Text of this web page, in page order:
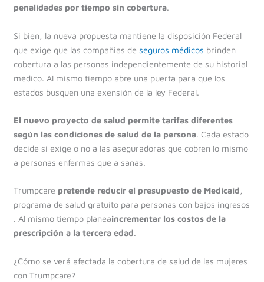
penalidades por tiempo sin cobertura.
Si bien, la nueva propuesta mantiene la disposición Federal
que exige que las compañias de seguros médicos brinden
cobertura a las personas independientemente de su historial
médico. Al mismo tiempo abre una puerta para que los
estados busquen una exensión de la ley Federal.
El nuevo proyecto de salud permite tarifas diferentes
según las condiciones de salud de la persona. Cada estado
decide si exige o no a las aseguradoras que cobren lo mismo
a personas enfermas que a sanas.
Trumpcare pretende reducir el presupuesto de Medicaid,
programa de salud gratuito para personas con bajos ingresos
. Al mismo tiempo planeaincrementar los costos de la
prescripción a la tercera edad.
¿Cómo se verá afectada la cobertura de salud de las mujeres
con Trumpcare?